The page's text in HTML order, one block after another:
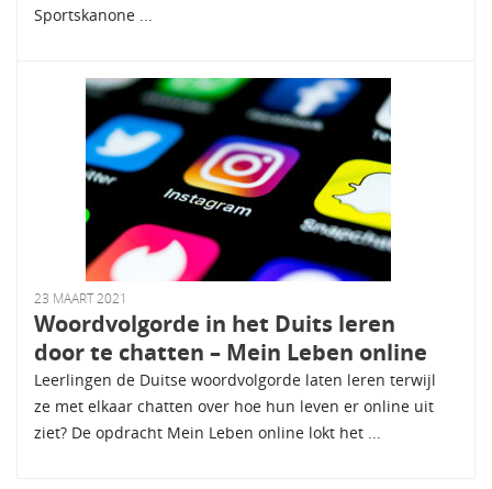
Sportskanone ...
23 MAART 2021
Woordvolgorde in het Duits leren
door te chatten – Mein Leben online
Leerlingen de Duitse woordvolgorde laten leren terwijl
ze met elkaar chatten over hoe hun leven er online uit
ziet? De opdracht Mein Leben online lokt het ...